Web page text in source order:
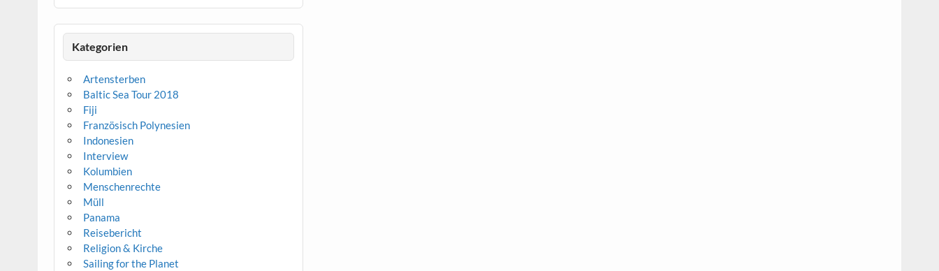
Kategorien
Artensterben
Baltic Sea Tour 2018
Fiji
Französisch Polynesien
Indonesien
Interview
Kolumbien
Menschenrechte
Müll
Panama
Reisebericht
Religion & Kirche
Sailing for the Planet